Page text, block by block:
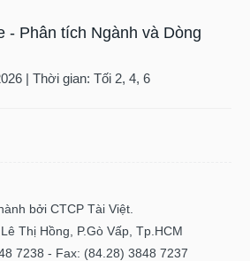
- Phân tích Ngành và Dòng
| Thời gian: Tối 2, 4, 6
bởi CTCP Tài Việt.
Thị Hồng, P.Gò Vấp, Tp.HCM
7238 - Fax: (84.28) 3848 7237